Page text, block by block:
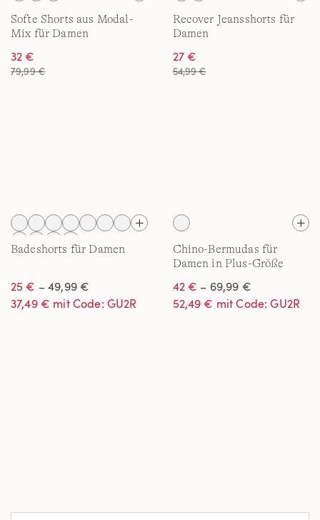
Softe Shorts aus Modal-
Mix für Damen
32 €
79,99 €
Recover Jeansshorts für
Damen
27 €
54,99 €
Badeshorts für Damen
25 € – 49,99 €
37,49 € mit Code: GU2R
Chino-Bermudas für
Damen in Plus-Größe
42 € – 69,99 €
52,49 € mit Code: GU2R